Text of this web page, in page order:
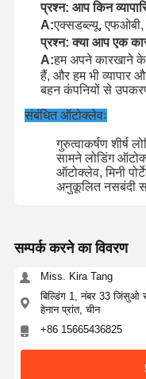
प्रश्न: आप किन
A:एक्सडब्ल्यू,
प्रश्न: क्या आप एक
A:हम अपने कारखाने के
हैं, और हम भी व्यापार
बहन कंपनियों से
संबंधित ऑटोक्लेवः
गुरुत्वाकर्षण शीर्ष
सामने लोडिंग
ऑटोक्लेव, मिनी
अनुकूलित नसबंदी
सम्पर्क करने का विवरण
Miss. Kira Tang
बिल्डिंग 1, नंबर 33 जिंसुओ
हेनान प्रांत, चीन
+86 15665436825